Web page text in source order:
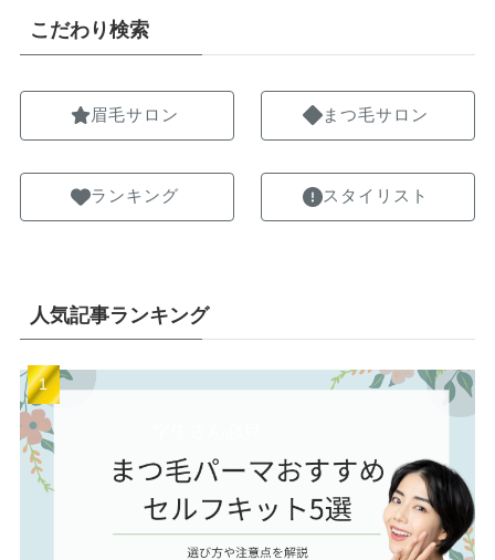
こだわり検索
眉毛サロン
ランキング
まつ毛サロン
スタイリスト
人気記事ランキング